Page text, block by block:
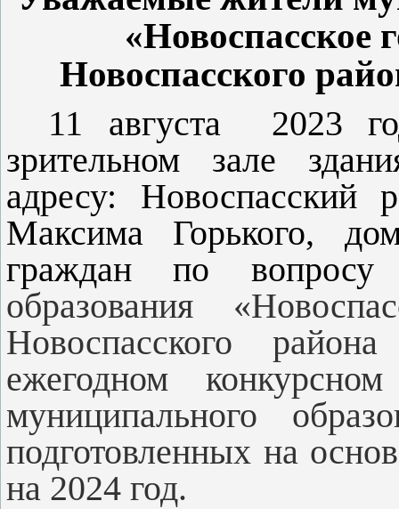
«Новоспасское
Новоспасского
11 августа 2023
зрительном зале
адресу: Новоспасский
Максима Горького,
граждан по
образования
Новоспасского
ежегодном
муниципального
подготовленных на
на 2024 год.